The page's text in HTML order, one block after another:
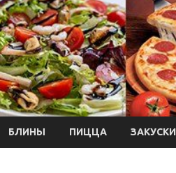
БЛИНЫ ПИЦЦА ЗАКУСКИ